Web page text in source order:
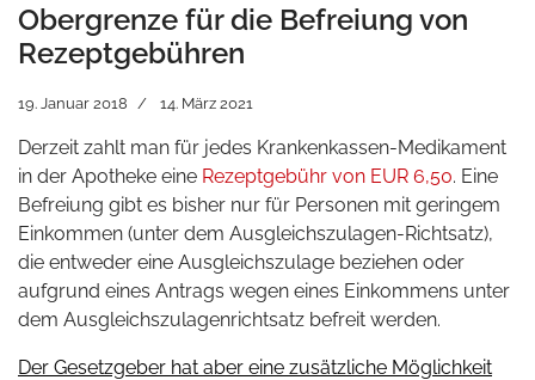
Obergrenze für die Befreiung von
Rezeptgebühren
19. Januar 2018 14. März 2021
Derzeit zahlt man für jedes Krankenkassen-Medikament
in der Apotheke eine Rezeptgebühr von EUR 6,50. Eine
Befreiung gibt es bisher nur für Personen mit geringem
Einkommen (unter dem Ausgleichszulagen-Richtsatz),
die entweder eine Ausgleichszulage beziehen oder
aufgrund eines Antrags wegen eines Einkommens unter
dem Ausgleichszulagenrichtsatz befreit werden.
Der Gesetzgeber hat aber eine zusätzliche Möglichkeit